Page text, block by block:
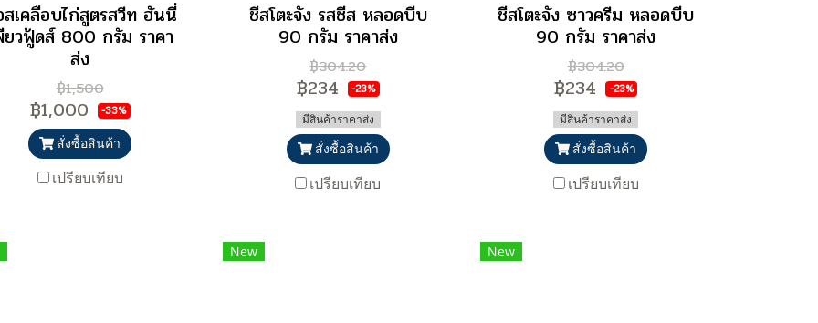
เคลือบไก่สูตรสวีท ฮันนี่
ยวฟู้ดส์ 800 กรัม ราคา
ส่ง
฿1,500
฿1,000 -33%
สั่งซื้อสินค้า
เปรียบเทียบ
ชีสโตะจัง รสชีส หลอดบีบ
90 กรัม ราคาส่ง
฿304.20
฿234 -23%
มีสินค้าราคาส่ง
สั่งซื้อสินค้า
เปรียบเทียบ
ชีสโตะจัง ซาวครีม หลอดบีบ
90 กรัม ราคาส่ง
฿304.20
฿234 -23%
มีสินค้าราคาส่ง
สั่งซื้อสินค้า
เปรียบเทียบ
New New